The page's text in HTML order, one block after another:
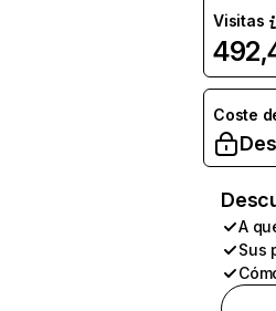
Visitas
Coste
A
Sus